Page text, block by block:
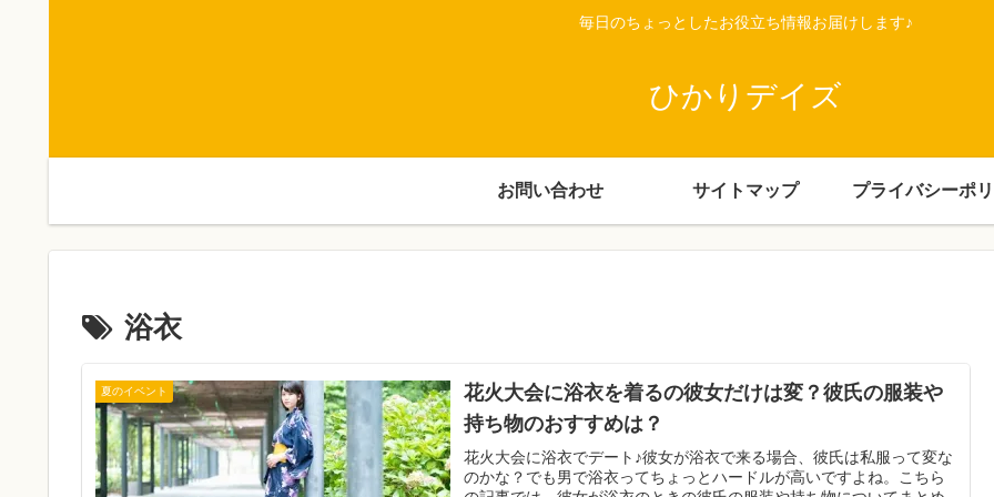
毎日のちょっとしたお役立ち情報お届けします♪
ひかりデイズ
お問い合わせ サイトマップ プライバシーポ
浴衣
夏のイベント
花火大会に浴衣を着るの彼女だけは変？彼氏の服装や
持ち物のおすすめは？
花火大会に浴衣でデート♪彼女が浴衣で来る場合、彼氏は私服って変な
のかな？でも男で浴衣ってちょっとハードルが高いですよね。こちら